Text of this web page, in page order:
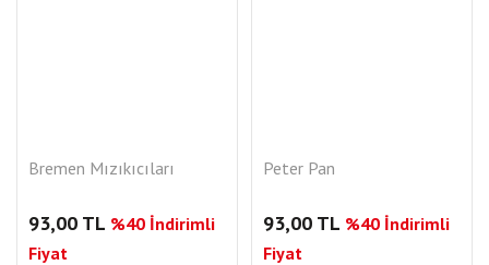
Bremen Mızıkıcıları
93,00 TL %40 İndirimli
Fiyat
Peter Pan
93,00 TL %40 İndirimli
Fiyat